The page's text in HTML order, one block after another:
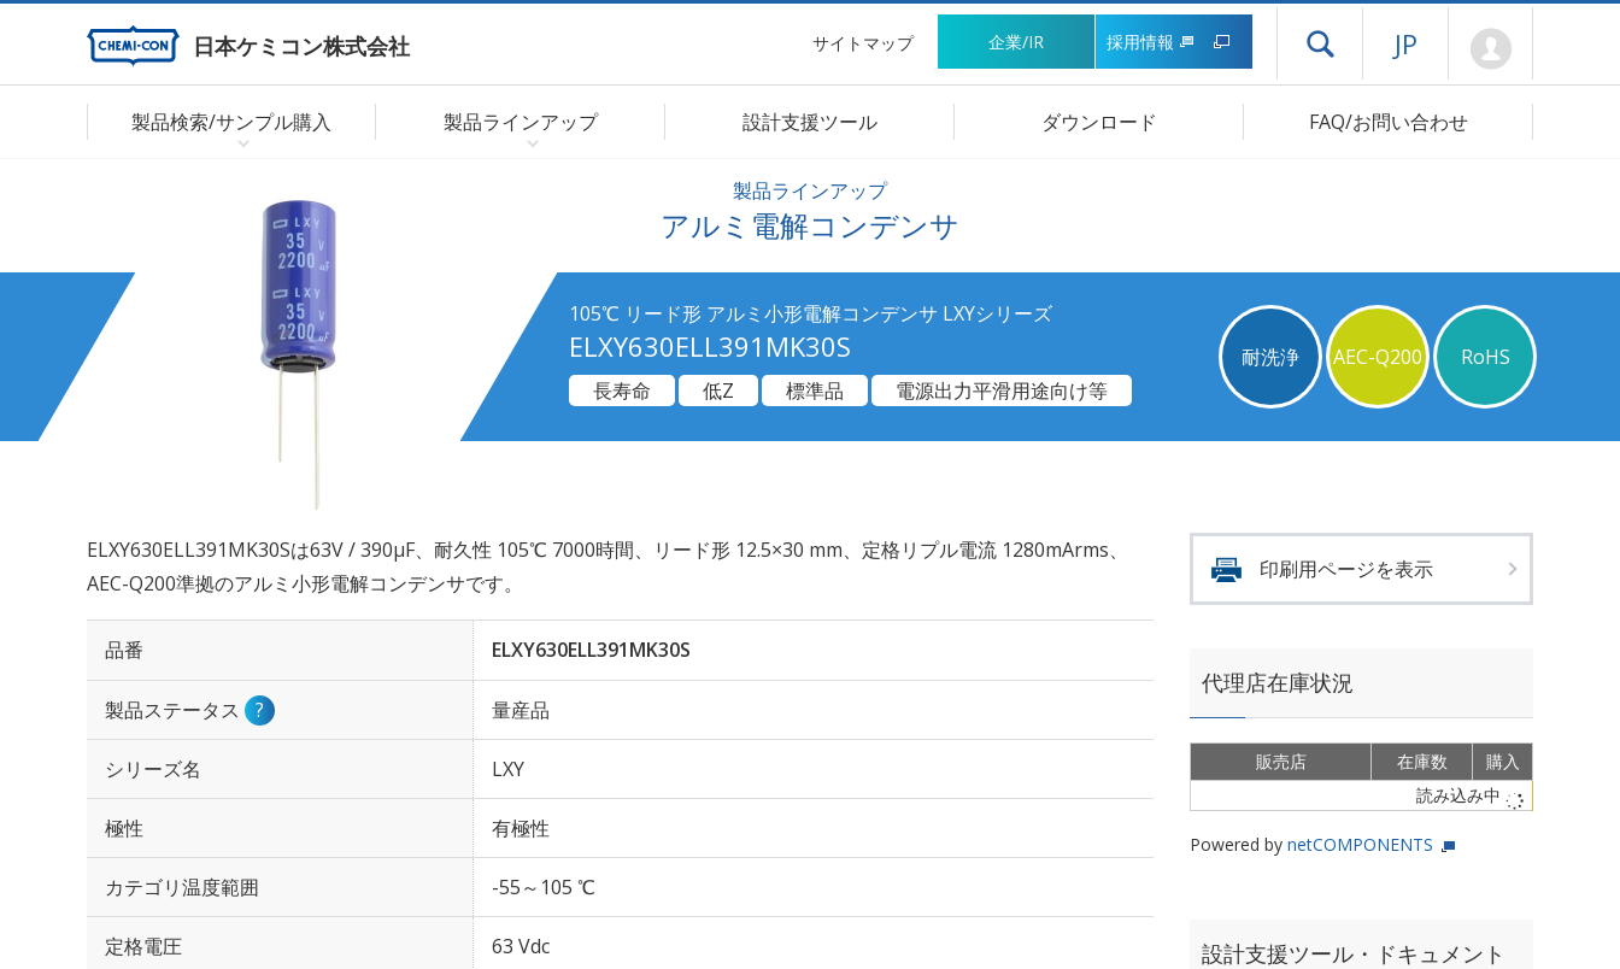
日本ケミコン株式会社 サイトマップ 企業/IR 採用情報 ドロワーメニューを開く
JP
製品検索/サンプル購入 製品ラインアップ 設計支援ツール ダウンロード FAQ/お問い合わせ
製品ラインアップ
アルミ電解コンデンサ
105℃ リード形 アルミ小形電解コンデンサ LXYシリーズ
ELXY630ELL391MK30S 耐洗浄 AEC-Q200
RoHS
長寿命
低Z 標準品 電源出力平滑用途向け等
ELXY630ELL391MK30Sは63V / 390µF、耐久性 105℃ 7000時間、リード形 12.5×30 mm、定格リプル電流 1280mArms、
AEC-Q200準拠のアルミ小形電解コンデンサです。
品番 ELXY630ELL391MK30S
製品ステータス ? 量産品
シリーズ名 LXY
極性 有極性
カテゴリ温度範囲 -55～105 ℃
定格電圧 63 Vdc
印刷用ページを表示
代理店在庫状況
販売店 在庫数
購入
読み込み中
Powered by netCOMPONENTS
設計支援ツール・ドキュメント